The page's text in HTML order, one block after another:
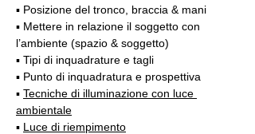
▪️ Posizione del tronco, braccia & mani
▪️ Mettere in relazione il soggetto con
l’ambiente (spazio & soggetto)
▪️ Tipi di inquadrature e tagli
▪️ Punto di inquadratura e prospettiva
▪️ Tecniche di illuminazione con luce
ambientale
▪️ Luce di riempimento